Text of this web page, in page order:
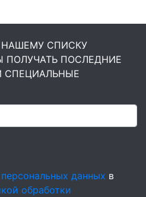
СПИСКУ
ПОЛУЧАТЬ ПОСЛЕДНИЕ
СПЕЦИАЛЬНЫЕ
данных в
обработки